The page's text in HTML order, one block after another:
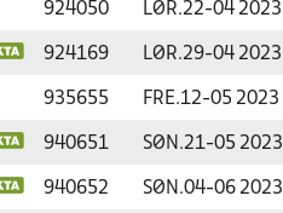
924050 LØR.22-04 2023
924169 LØR.29-04 2023
935655 FRE.12-05 2023
940651 SØN.21-05 2023
940652 SØN.04-06 2023